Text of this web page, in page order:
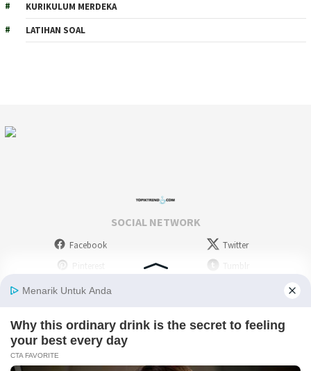
KURIKULUM MERDEKA
LATIHAN SOAL
SOCIAL NETWORK
Facebook
Twitter
Tumblr
Stumbleupon
Deviantart
Myspace
Skype